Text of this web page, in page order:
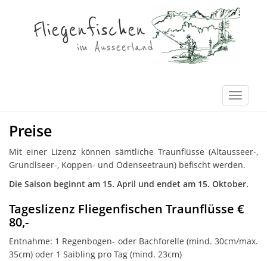
Preise
Mit einer Lizenz können sämtliche Traunflüsse (Altausseer-,
Grundlseer-, Koppen- und Ödenseetraun) befischt werden.
Die Saison beginnt am 15. April und endet am 15. Oktober.
Tageslizenz Fliegenfischen Traunflüsse €
80,-
Entnahme: 1 Regenbogen- oder Bachforelle (mind. 30cm/max.
35cm) oder 1 Saibling pro Tag (mind. 23cm)